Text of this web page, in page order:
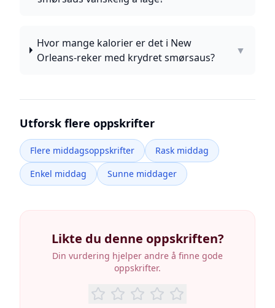
Hvor mange kalorier er det i New
Orleans-reker med krydret smørsaus?
▼
Utforsk flere oppskrifter
Flere middagsoppskrifter
Rask middag
Enkel middag
Sunne middager
Likte du denne oppskriften?
Din vurdering hjelper andre å finne gode
oppskrifter.